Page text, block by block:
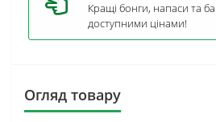
Кращі бонги, напаси та
доступними цінами!
Огляд товару